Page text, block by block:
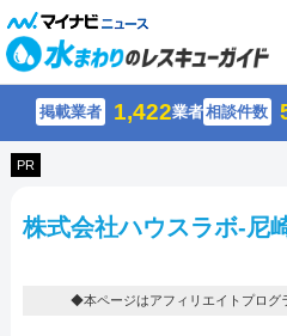
掲載業者 1,422業者相談件数
PR
株式会社ハウスラボ-尼
◆本ページはアフィリエイトプログ